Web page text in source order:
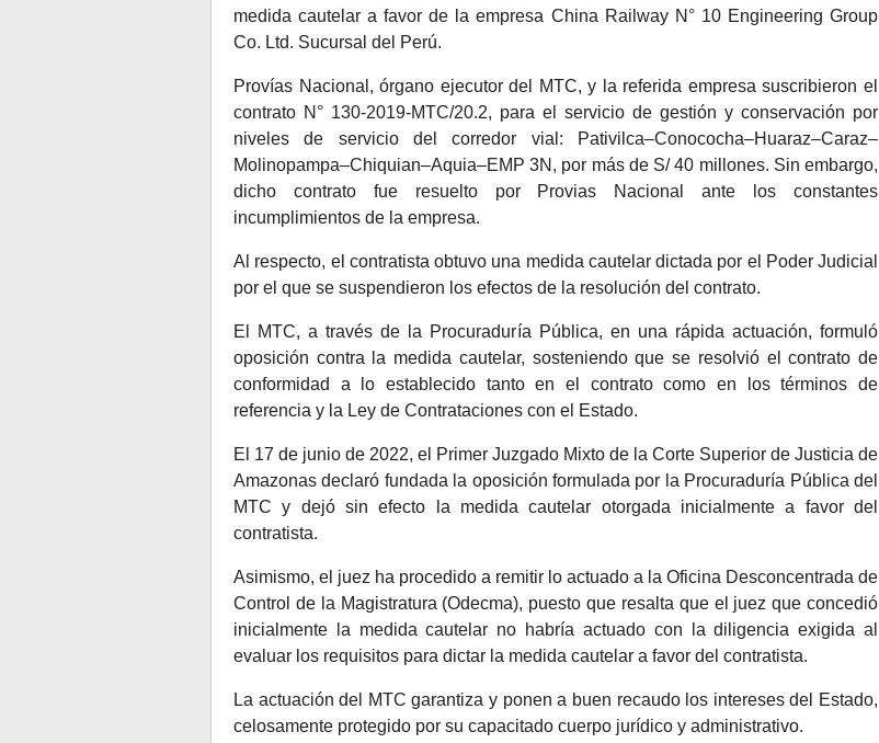
medida cautelar a favor de la empresa China Railway N° 10 Engineering Group
Co. Ltd. Sucursal del Perú.
Provías Nacional, órgano ejecutor del MTC, y la referida empresa suscribieron el
contrato N° 130-2019-MTC/20.2, para el servicio de gestión y conservación por
niveles de servicio del corredor vial: Pativilca–Conococha–Huaraz–Caraz–
Molinopampa–Chiquian–Aquia–EMP 3N, por más de S/ 40 millones. Sin embargo,
dicho contrato fue resuelto por Provias Nacional ante los constantes
incumplimientos de la empresa.
Al respecto, el contratista obtuvo una medida cautelar dictada por el Poder Judicial
por el que se suspendieron los efectos de la resolución del contrato.
El MTC, a través de la Procuraduría Pública, en una rápida actuación, formuló
oposición contra la medida cautelar, sosteniendo que se resolvió el contrato de
conformidad a lo establecido tanto en el contrato como en los términos de
referencia y la Ley de Contrataciones con el Estado.
El 17 de junio de 2022, el Primer Juzgado Mixto de la Corte Superior de Justicia de
Amazonas declaró fundada la oposición formulada por la Procuraduría Pública del
MTC y dejó sin efecto la medida cautelar otorgada inicialmente a favor del
contratista.
Asimismo, el juez ha procedido a remitir lo actuado a la Oficina Desconcentrada de
Control de la Magistratura (Odecma), puesto que resalta que el juez que concedió
inicialmente la medida cautelar no habría actuado con la diligencia exigida al
evaluar los requisitos para dictar la medida cautelar a favor del contratista.
La actuación del MTC garantiza y ponen a buen recaudo los intereses del Estado,
celosamente protegido por su capacitado cuerpo jurídico y administrativo.